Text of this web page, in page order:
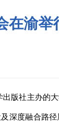
在渝
版社主办的
深度融合路